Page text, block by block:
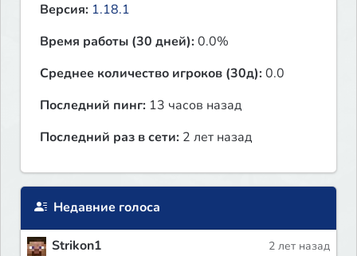
Версия: 1.18.1
Время работы (30 дней):0.0%
Среднее количество игроков (30д):0.0
Последний пинг: 13 часов назад
Последний раз в сети: 2 лет назад
Недавние голоса
Strikon1 2 лет назад